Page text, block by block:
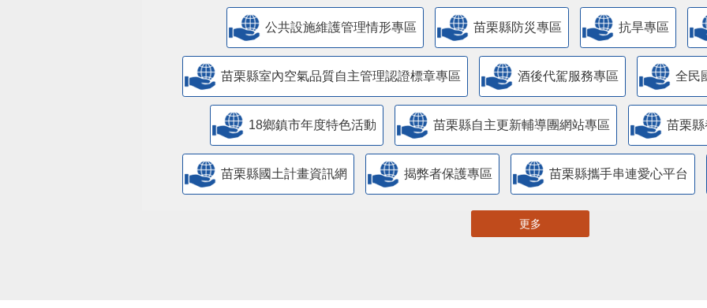
​公共設施維護管理情形專區 苗栗縣防災專區 抗旱專區
苗栗縣室內空氣品質自主管理認證標章專區 酒後代駕服務專區 全民
18鄉鎮市年度特色活動 苗栗縣自主更新輔導團網站專區 苗栗
苗栗縣國土計畫資訊網 揭弊者保護專區 苗栗縣攜手串連愛心平台
更多